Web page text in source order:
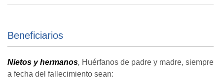
Beneficiarios
Nietos y hermanos, Huérfanos de padre y madre, siempre
a fecha del fallecimiento sean: